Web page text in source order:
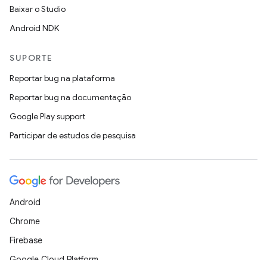
Baixar o Studio
Android NDK
SUPORTE
Reportar bug na plataforma
Reportar bug na documentação
Google Play support
Participar de estudos de pesquisa
Android
Chrome
Firebase